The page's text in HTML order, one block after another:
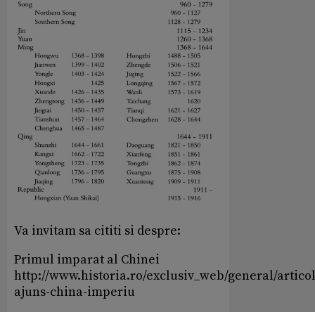
Va invitam sa cititi si despre:
Primul imparat al Chinei
http://www.historia.ro/exclusiv_web/general/
ajuns-china-imperiu